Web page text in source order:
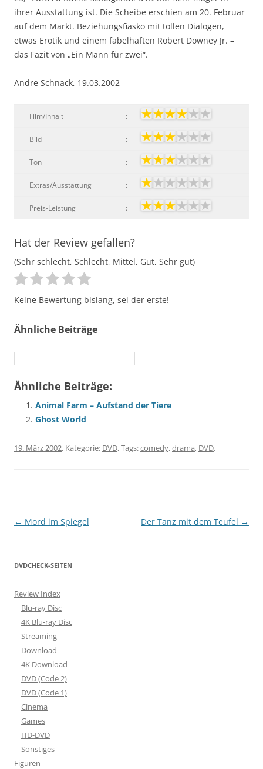
ihrer Ausstattung ist. Die Scheibe erschien am 20. Februar
auf dem Markt. Beziehungsfiasko mit tollen Dialogen,
etwas Erotik und einem fabelhaften Robert Downey Jr. –
das Fazit von „Ein Mann für zwei“.
Andre Schnack, 19.03.2002
Film/Inhalt :
Bild :
Ton :
Extras/Ausstattung :
Preis-Leistung :
Hat der Review gefallen?
(Sehr schlecht, Schlecht, Mittel, Gut, Sehr gut)
Keine Bewertung bislang, sei der erste!
Ähnliche Beiträge
Ähnliche Beiträge:
Animal Farm – Aufstand der Tiere
Ghost World
19. März 2002, Kategorie: DVD, Tags:comedy,drama, DVD.
Beitragsnavigation
← Mord im Spiegel Der Tanz mit dem Teufel →
DVDCHECK-SEITEN
Review Index
Blu-ray Disc
4K Blu-ray Disc
Streaming
Download
4K Download
DVD (Code 2)
DVD (Code 1)
Cinema
Games
HD-DVD
Sonstiges
Figuren